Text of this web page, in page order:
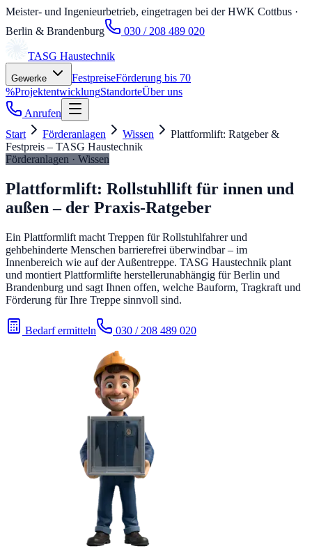
Meister- und Ingenieurbetrieb, eingetragen bei der HWK Cottbus ·
Berlin & Brandenburg
030 / 208 489 020
TASG Haustechnik
Gewerke FestpreiseFörderung bis 70
%ProjektentwicklungStandorteÜber uns
Anrufen
Start
Förderanlagen Wissen
Plattformlift: Ratgeber &
Festpreis – TASG Haustechnik
Förderanlagen · Wissen
Plattformlift: Rollstuhllift für innen und
außen – der Praxis-Ratgeber
Ein Plattformlift macht Treppen für Rollstuhlfahrer und
gehbehinderte Menschen barrierefrei überwindbar – im
Innenbereich wie auf der Außentreppe. TASG Haustechnik plant
und montiert Plattformlifte herstellerunabhängig für Berlin und
Brandenburg und sagt Ihnen offen, welche Bauform, Tragkraft und
Förderung für Ihre Treppe sinnvoll sind.
Bedarf ermitteln 030 / 208 489 020